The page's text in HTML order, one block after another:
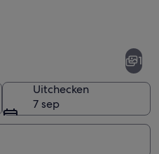
1
Uitchecken
7 sep